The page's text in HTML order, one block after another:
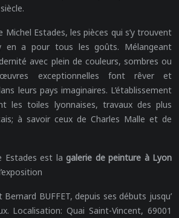
Michel Estades, les pièces qui s’y trouvent
a pour tous les goûts. Mélangeant
avec plein de couleurs, sombres ou
exceptionnelles font rêver et
leurs pays imaginaires. L’établissement
les toiles lyonnaises, travaux des plus
à savoir ceux de Charles Malle et de
Estades est lagalerie de peinture à Lyon
BUFFET, depuis ses débuts jusqu’
Localisation: Quai Saint-Vincent, 69001